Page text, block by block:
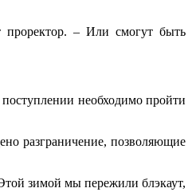
проректор. – Или смогут быть
необходимо пройти
разграничение, позволяющие
зимой мы пережили блэкаут,